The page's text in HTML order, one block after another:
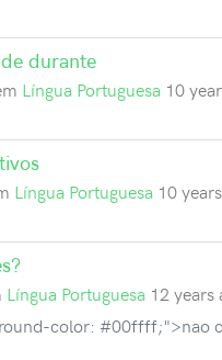
durante
Língua Portuguesa 10
Língua Portuguesa 10
Língua Portuguesa 12 years
color: #00ffff;">nao